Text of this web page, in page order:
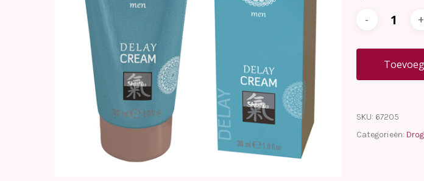
Hit enter to search or ESC to close
SKU: 67205
Categorieën: